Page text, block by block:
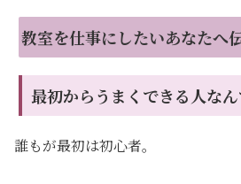
教室を仕事にしたいあなたへ
最初からうまくできる人な
誰もが最初は初心者。